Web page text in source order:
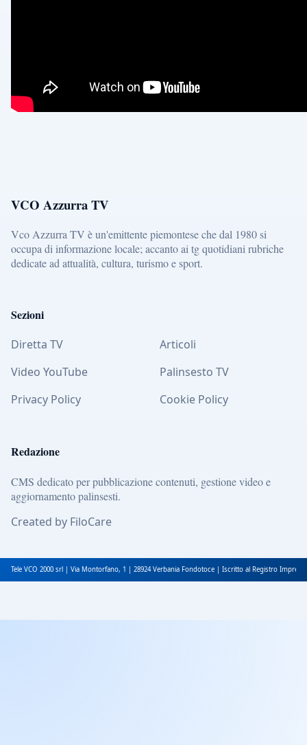
VCO Azzurra TV
Vco Azzurra TV è un'emittente piemontese che dal 1980 si
occupa di informazione locale; accanto ai tg quotidiani rubriche
dedicate ad attualità, cultura, turismo e sport.
Sezioni
Diretta TV
Articoli
Video YouTube
Palinsesto TV
Privacy Policy
Cookie Policy
Redazione
CMS dedicato per pubblicazione contenuti, gestione video e
aggiornamento palinsesti.
Created by FiloCare
Tele VCO 2000 srl | Via Montorfano, 1 | 28924 Verbania Fondotoce | Iscritto al Registro Imprese